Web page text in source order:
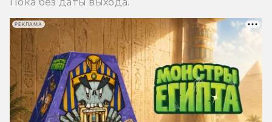
РЕКЛАМА